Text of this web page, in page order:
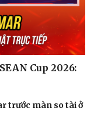
Cup 2026:
trước màn so tài ở